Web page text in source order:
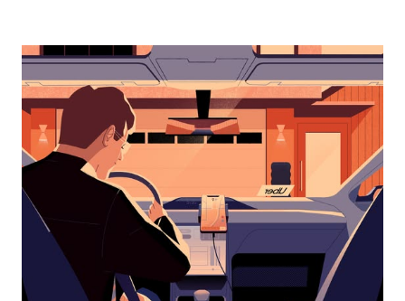
календарю
выбрать
дату.
Чтобы
закрыть
календарь,
нажмите
Esc.